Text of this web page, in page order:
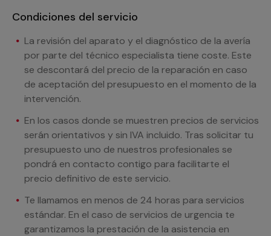
Condiciones del servicio
La revisión del aparato y el diagnóstico de la avería
por parte del técnico especialista tiene coste. Este
se descontará del precio de la reparación en caso
de aceptación del presupuesto en el momento de la
intervención.
En los casos donde se muestren precios de servicios
serán orientativos y sin IVA incluido. Tras solicitar tu
presupuesto uno de nuestros profesionales se
pondrá en contacto contigo para facilitarte el
precio definitivo de este servicio.
Te llamamos en menos de 24 horas para servicios
estándar. En el caso de servicios de urgencia te
garantizamos la prestación de la asistencia en